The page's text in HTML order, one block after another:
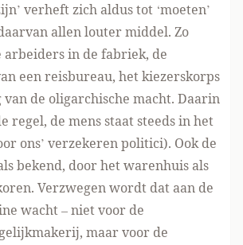
verheft zich aldus tot ‘moeten’
allen louter middel. Zo
in de fabriek, de
een reisbureau, het kiezerskorps
de oligarchische macht. Daarin
regel, de mens staat steeds in het
ons’ verzekeren politici). Ook de
bekend, door het warenhuis als
Verzwegen wordt dat aan de
wacht – niet voor de
maar voor de